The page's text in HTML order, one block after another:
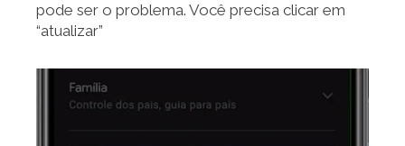
pode ser o problema. Você precisa clicar em
“atualizar”